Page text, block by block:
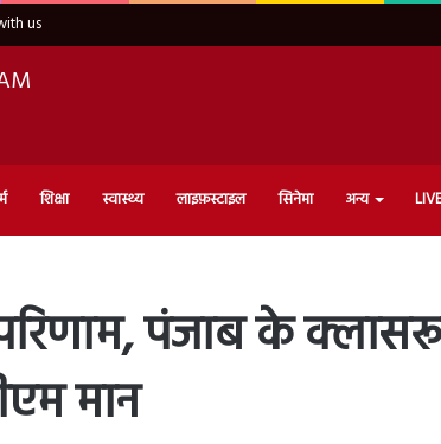
us
शिक्षा स्वास्थ्य लाइफ़स्टाइल सिनेमा अन्य
पंजाब के
मान